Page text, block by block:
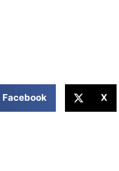
Facebook X